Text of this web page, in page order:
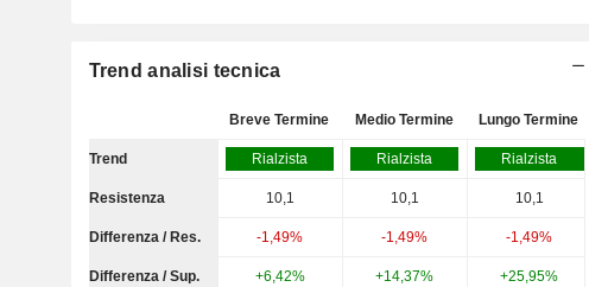
Trend analisi tecnica
Breve Termine Medio Termine Lungo Termine
Trend Rialzista Rialzista Rialzista
Resistenza 10,1 10,1 10,1
Differenza / Res. -1,49% -1,49% -1,49%
Differenza / Sup. +6,42% +14,37% +25,95%